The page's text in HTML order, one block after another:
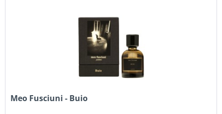
Meo Fusciuni - Buio